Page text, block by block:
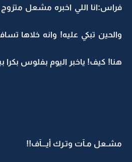
فراس:انا اللي اخبره مشعل
والحين تبكي عليه! وانه خلاها
هنا! كيف! ياخبر اليوم بفلوس بكرا
مشـعل مـآت وتـرك أيـــآف!!